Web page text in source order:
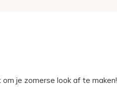
je zomerse look af te maken!